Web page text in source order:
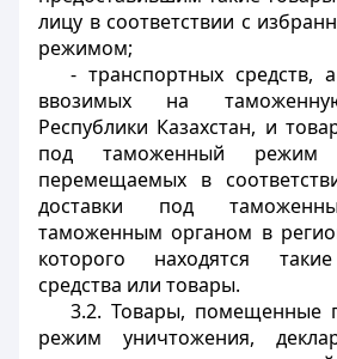
лицу в соответствии с
режимом;
- транспортных средств,
ввозимых на
Республики Казахстан, и
под таможенный режим
перемещаемых в
доставки под
таможенным органом в
которого находятся
средства или товары.
3.2. Товары, помещенные
режим уничтожения,